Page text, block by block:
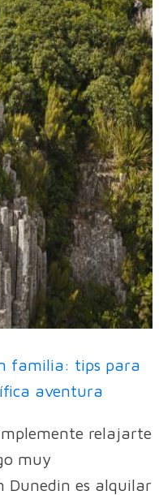
familia: tips para
aventura
relajarte
muy
Dunedin es alquilar